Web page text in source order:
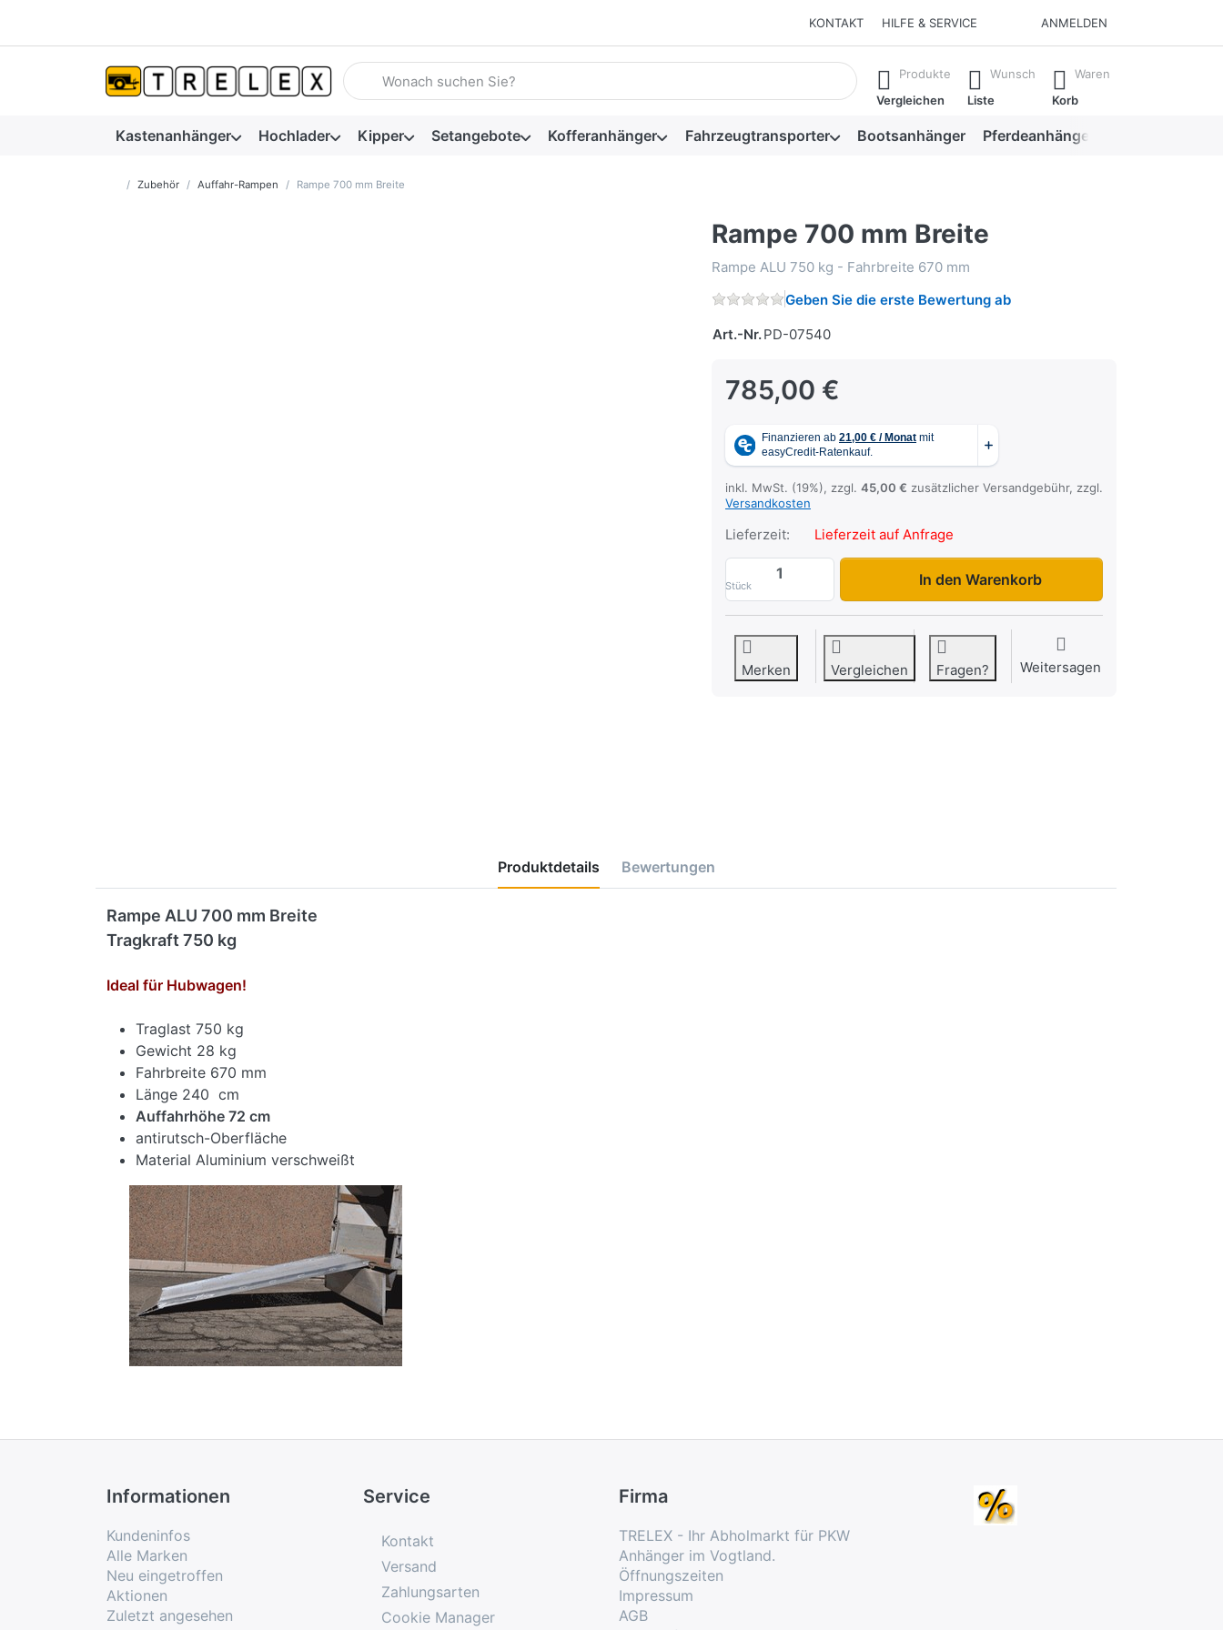
KONTAKT HILFE & SERVICE ANMELDEN
Geben Sie einen Suchbegriff ein. Während Sie tippen, erscheinen automatisch erste Ergebnisse. Drücken Sie die Eingabetaste, um alle
Produkte
Vergleichen
Wunsch
Liste
Waren
Korb
Kastenanhänger Hochlader Kipper Setangebote Kofferanhänger Fahrzeugtransporter Bootsanhänger Pferdeanhänger
Startseite
Zubehör Auffahr-Rampen Rampe 700 mm Breite
Rampe 700 mm Breite
Rampe ALU 750 kg - Fahrbreite 670 mm
Geben Sie die erste Bewertung ab
Art.-Nr.PD-07540
785,00 €
inkl. MwSt. (19%), zzgl. 45,00 € zusätzlicher Versandgebühr, zzgl.
Versandkosten
Lieferzeit: Lieferzeit auf Anfrage
Stück
Rampe 700 mm Breite zu 785,00 €, Menge 1.
In den Warenkorb
Merken Vergleichen Fragen? Weitersagen
Produktdetails Bewertungen
Rampe ALU 700 mm Breite
Tragkraft 750 kg
Ideal für Hubwagen!
Traglast 750 kg
Gewicht 28 kg
Fahrbreite 670 mm
Länge 240 cm
Auffahrhöhe 72 cm
antirutsch-Oberfläche
Material Aluminium verschweißt
Informationen
Kundeninfos
Alle Marken
Neu eingetroffen
Aktionen
Zuletzt angesehen
Service
Kontakt
Versand
Zahlungsarten
Cookie Manager
Firma
TRELEX - Ihr Abholmarkt für PKW
Anhänger im Vogtland.
Öffnungszeiten
Impressum
AGB